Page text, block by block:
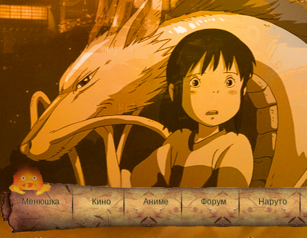
Менюшка Кино Аниме Форум Наруто